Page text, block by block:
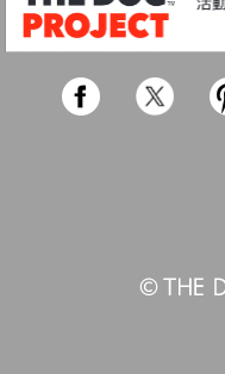
FacebookTwitter